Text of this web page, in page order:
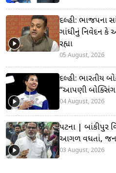
દિલ્હી: ભાજપના
ગાંધીનું નિવેદન કે
રહ્યા
05 August, 2026
દિલ્હી: ભારતીય
“આપણી બોક્સિંગ
04 August, 2026
પટના | બાંકીપુર
આગળ વધતાં, જન
03 August, 2026